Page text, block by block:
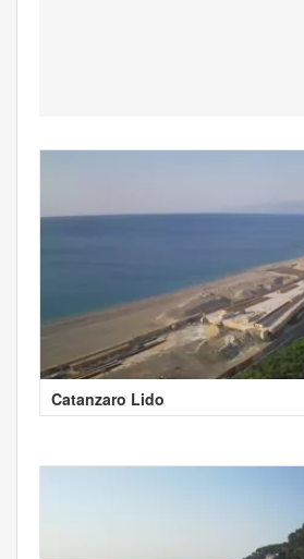
Catanzaro Lido